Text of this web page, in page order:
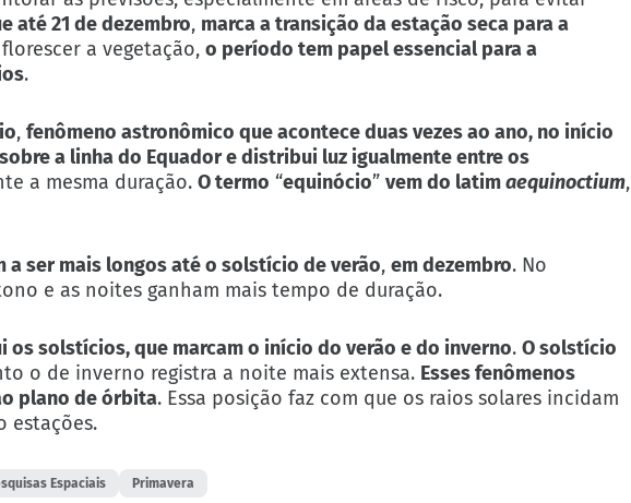
até 21 de dezembro, marca a transição da estação seca para a
a vegetação, o período tem papel essencial para a
.
, fenômeno astronômico que acontece duas vezes ao ano, no início
a linha do Equador e distribui luz igualmente entre os
a mesma duração. O termo “equinócio” vem do latimaequinoctium,
a ser mais longos até o solstício de verão, em dezembro. No
e as noites ganham mais tempo de duração.
solstícios, que marcam o início do verão e do inverno. O solstício
o de inverno registra a noite mais extensa. Esses fenômenos
plano de órbita. Essa posição faz com que os raios solares incidam
estações.
Espaciais Primavera